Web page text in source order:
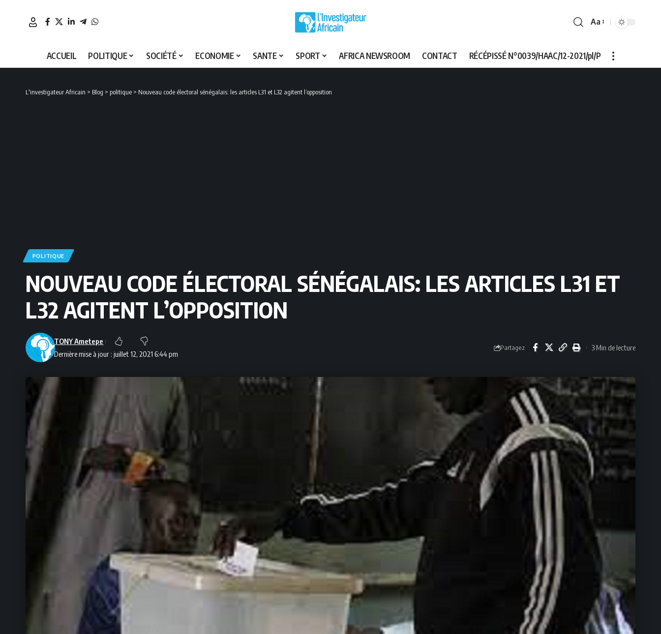
Font
Aa
ACCUEIL POLITIQUE SOCIÉTÉ ECONOMIE SANTE SPORT AFRICA NEWSROOM CONTACT RÉCÉPISSÉ N°0039/HAAC/12-2021/pl/P
L'investigateur Africain > Blog > politique > Nouveau code électoral sénégalais: les articles L31 et L32 agitent l’opposition
POLITIQUE
NOUVEAU CODE ÉLECTORAL SÉNÉGALAIS: LES ARTICLES L31 ET
L32 AGITENT L’OPPOSITION
Dernière mise à jour : juillet 12, 2021 6:44 pm
TONY Ametepe
Partagez 3 Min de lecture